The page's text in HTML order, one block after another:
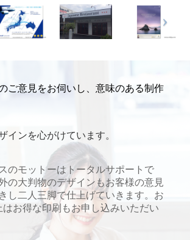
ご意見をお伺いし、意味のある制作
インを心がけています。
のモットーはトータルサポートで
の大判物のデザインもお客様の意見
し二人三脚で仕上げていきます。お
はお得な印刷もお申し込みいただい